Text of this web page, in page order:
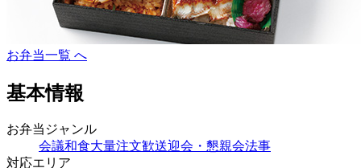
お弁当一覧 へ
基本情報
お弁当ジャンル
会議和食大量注文歓送迎会・懇親会法事
対応エリア